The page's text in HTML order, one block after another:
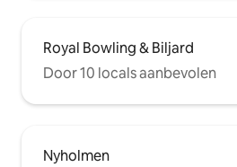
Royal Bowling & Biljard
Door 10 locals aanbevolen
Nyholmen